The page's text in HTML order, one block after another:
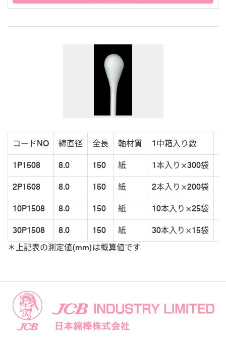
コードNO 綿直径 全長 軸材質 1中箱入り数
1P1508 8.0 150 紙 1本入り×300袋
2P1508 8.0 150 紙 2本入り×200袋
10P1508 8.0 150 紙 10本入り×25袋
30P1508 8.0 150 紙 30本入り×15袋
＊上記表の測定値(mm)は概算値です